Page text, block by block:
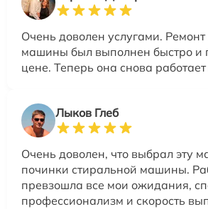
Очень доволен услугами.
машины был выполнен быстро и
цене. Теперь она снова
Лыков Глеб
Очень доволен, что выбрал эту
починки стиральной машины.
превзошла все мои ожидания,
профессионализм и скорость